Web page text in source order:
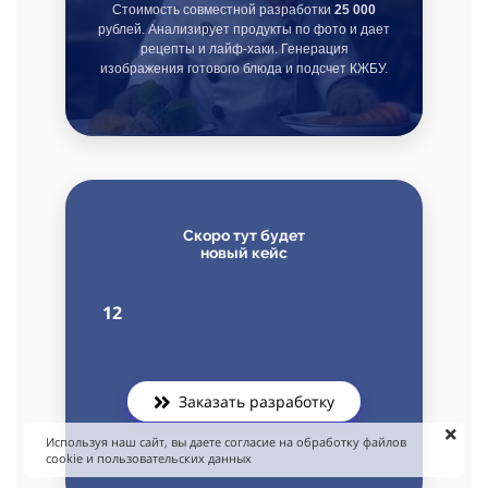
Стоимость совместной разработки 25 000
рублей. Анализирует продукты по фото и дает
рецепты и лайф-хаки. Генерация
изображения готового блюда и подсчет КЖБУ.
Скоро тут будет
новый кейс
12
Заказать разработку
Используя наш сайт, вы даете согласие на обработку файлов
cookie и пользовательских данных